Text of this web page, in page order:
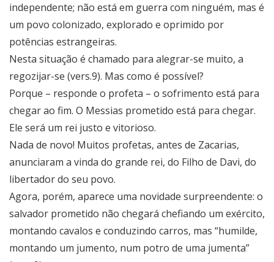
independente; não está em guerra com ninguém, mas é
um povo colonizado, explorado e oprimido por
potências estrangeiras.
Nesta situação é chamado para alegrar-se muito, a
regozijar-se (vers.9). Mas como é possível?
Porque – responde o profeta – o sofrimento está para
chegar ao fim. O Messias prometido está para chegar.
Ele será um rei justo e vitorioso.
Nada de novo! Muitos profetas, antes de Zacarias,
anunciaram a vinda do grande rei, do Filho de Davi, do
libertador do seu povo.
Agora, porém, aparece uma novidade surpreendente: o
salvador prometido não chegará chefiando um exército,
montando cavalos e conduzindo carros, mas “humilde,
montando um jumento, num potro de uma jumenta”